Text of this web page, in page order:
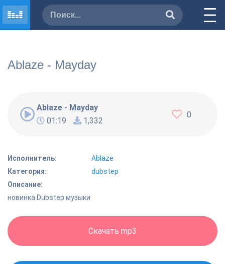
Ablaze - Mayday
Ablaze - Mayday
01:19
1,332
0
Исполнитель:
Ablaze
Категория:
dubstep
Описание:
новинка Dubstep музыки
Скачать mp3